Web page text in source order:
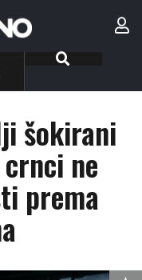
šokirani
ne
prema